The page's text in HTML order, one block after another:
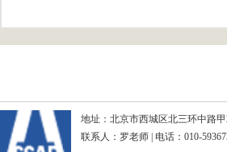
地址：北京市西城区北三环中路
联系人：罗老师 | 电话：010-